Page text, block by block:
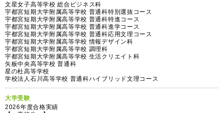
文星女子高等学校 総合ビジネス科
宇都宮短期大学附属高等学校 普通科特別選抜コース
宇都宮短期大学附属高等学校 普通科特進コース
宇都宮短期大学附属高等学校 普通科進学コース
宇都宮短期大学附属高等学校 普通科応用文理コース
宇都宮短期大学附属高等学校 情報デザイン科
宇都宮短期大学附属高等学校 調理科
宇都宮短期大学附属高等学校 生活クリエイト科
矢板中央高等学校 普通科
星の杜高等学校
学校法人石川高等学校 普通科ハイブリッド文理コース
大学受験
2026年度合格実績